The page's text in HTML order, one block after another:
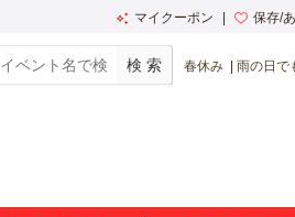
マイクーポン 保存/
春休み 雨の日で